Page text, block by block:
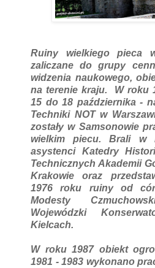
Ruiny wielkiego pieca
zaliczane do grupy
widzenia naukowego,
na terenie kraju. W roku
15 do 18 października -
Techniki NOT w
zostały w Samsonowie
wielkim piecu. Brali w
asystenci Katedry
Technicznych Akademii
Krakowie oraz
1976 roku ruiny od
Modesty
Wojewódzki
Kielcach.
W roku 1987 obiekt
1981 - 1983 wykonano